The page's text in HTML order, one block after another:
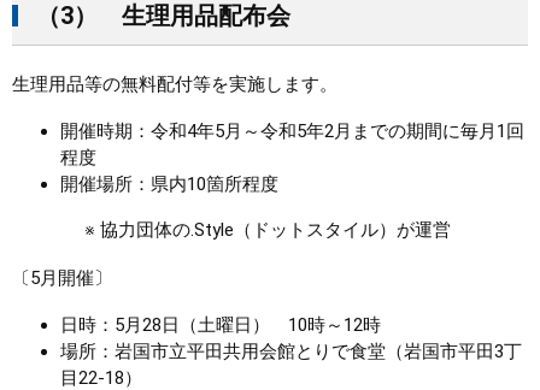
（3） 生理用品配布会
生理用品等の無料配付等を実施します。
開催時期：令和4年5月～令和5年2月までの期間に毎月1回
程度
開催場所：県内10箇所程度
※ 協力団体の.Style（ドットスタイル）が運営
〔5月開催〕
日時：5月28日（土曜日） 10時～12時
場所：岩国市立平田共用会館とりで食堂（岩国市平田3丁
目22-18）